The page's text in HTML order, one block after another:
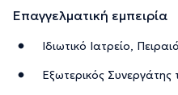
Επαγγελματική εμπειρία
Ιδιωτικό Ιατρείο,
Εξωτερικός